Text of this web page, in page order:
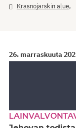
Krasnojarskin alue,
26. marraskuuta